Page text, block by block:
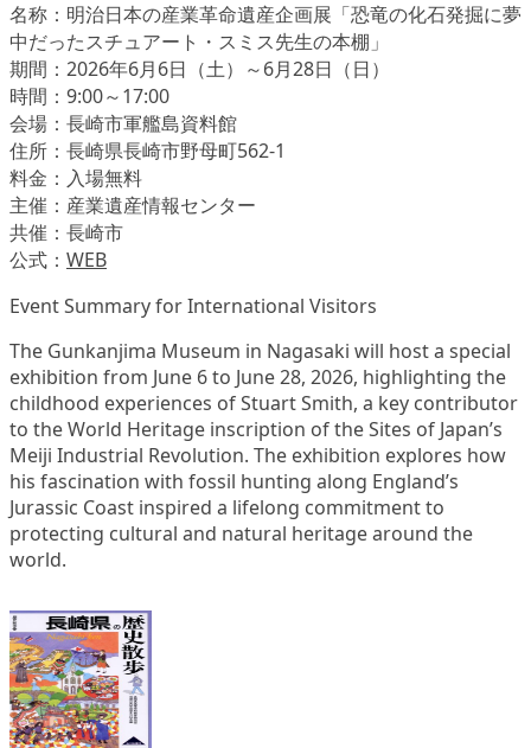
名称：明治日本の産業革命遺産企画展「恐竜の化石発掘に夢
中だったスチュアート・スミス先生の本棚」
期間：2026年6月6日（土）～6月28日（日）
時間：9:00～17:00
会場：長崎市軍艦島資料館
住所：長崎県長崎市野母町562-1
料金：入場無料
主催：産業遺産情報センター
共催：長崎市
公式： WEB
Event Summary for International Visitors
The Gunkanjima Museum in Nagasaki will host a special
exhibition from June 6 to June 28, 2026, highlighting the
childhood experiences of Stuart Smith, a key contributor
to the World Heritage inscription of the Sites of Japan’s
Meiji Industrial Revolution. The exhibition explores how
his fascination with fossil hunting along England’s
Jurassic Coast inspired a lifelong commitment to
protecting cultural and natural heritage around the
world.